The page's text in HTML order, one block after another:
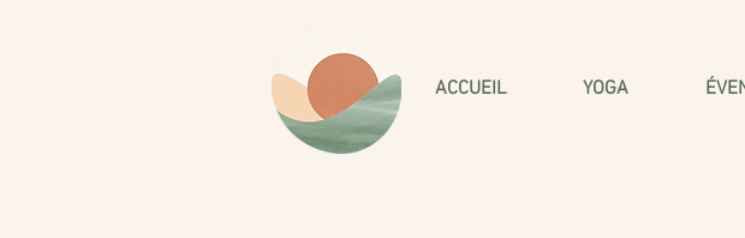
ACCUEIL YOGA